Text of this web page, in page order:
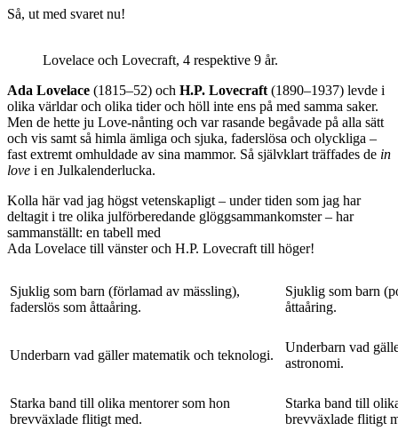
Så, ut med svaret nu!
Lovelace och Lovecraft, 4 respektive 9 år.
Ada Lovelace (1815–52) och H.P. Lovecraft (1890–1937) levde i
olika världar och olika tider och höll inte ens på med samma saker.
Men de hette ju Love-nånting och var rasande begåvade på alla sätt
och vis samt så himla ämliga och sjuka, faderslösa och olyckliga –
fast extremt omhuldade av sina mammor. Så självklart träffades de in
love i en Julkalenderlucka.
Kolla här vad jag högst vetenskapligt – under tiden som jag har
deltagit i tre olika julförberedande glöggsammankomster – har
sammanställt: en tabell med
Ada Lovelace till vänster och H.P. Lovecraft till höger!
Sjuklig som barn (förlamad av mässling),
faderslös som åttaåring.
Sjuklig som barn
åttaåring.
Underbarn vad gäller matematik och teknologi.
Underbarn vad
astronomi.
Starka band till olika mentorer som hon
brevväxlade flitigt med.
Starka band till
brevväxlade flitigt